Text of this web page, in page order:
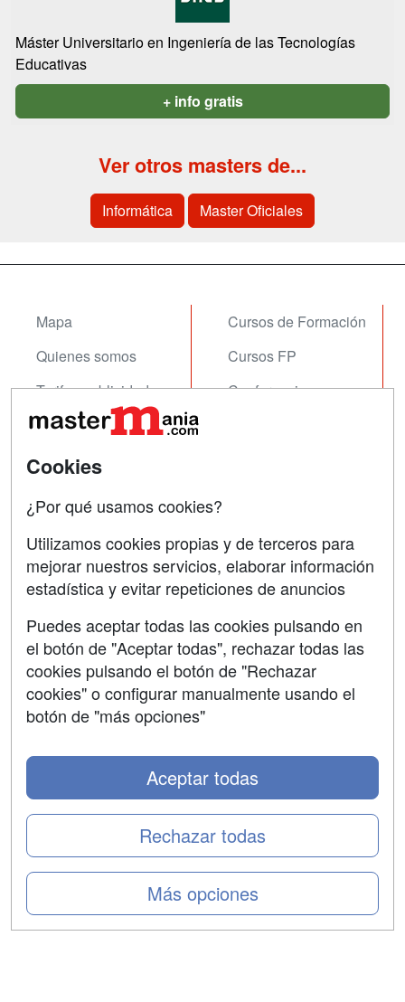
Máster Universitario en Ingeniería de las Tecnologías
Educativas
+ info gratis
Ver otros masters de...
Informática Master Oficiales
Mapa
Quienes somos
Tarifas publicidad
Acceso Usuarios
Acceso Centros
Cursos de Formación
Cursos FP
Conferencias
Contactar
Confidencialidad
Aviso legal
Copyleft
Cookies
¿Por qué usamos cookies?
Utilizamos cookies propias y de terceros para
mejorar nuestros servicios, elaborar información
estadística y evitar repeticiones de anuncios
Puedes aceptar todas las cookies pulsando en
el botón de "Aceptar todas", rechazar todas las
cookies pulsando el botón de "Rechazar
cookies" o configurar manualmente usando el
botón de "más opciones"
Más opciones
Rechazar todas
Aceptar todas